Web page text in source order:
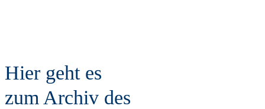
Hier geht es
zum Archiv des